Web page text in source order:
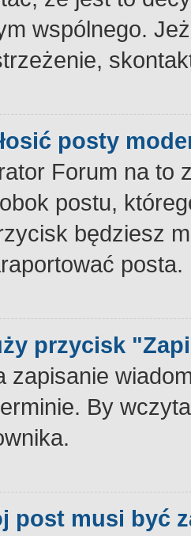
wspólnego.
posty
Forum na to
postu,
będziesz
posta.
przycisk
zapisanie
By
post musi być